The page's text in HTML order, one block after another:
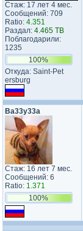
Стаж: 17 лет 4 мес.
Сообщений: 709
Ratio: 4.351
Раздал: 4.465 TB
Поблагодарили:
1235
100%
Откуда: Saint-Pet​
ersburg​
Ba33y33a
Стаж: 16 лет 7 мес.
Сообщений: 6
Ratio: 1.371
100%